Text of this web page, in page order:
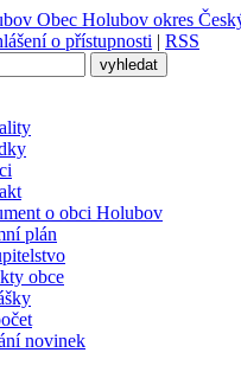
Obec Holubov okres
o přístupnosti | RSS
o obci Holubov
plán
obce
novinek